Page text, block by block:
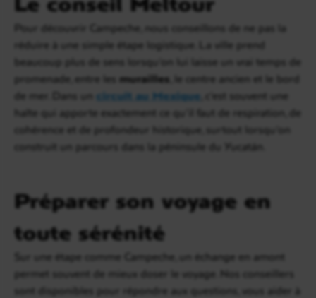
Pour découvrir Campeche, nous conseillons de ne pas la
réduire à une simple étape logistique. La ville prend
beaucoup plus de sens lorsqu’on lui laisse un vrai temps de
promenade, entre les murailles , le centre ancien et le bord
de mer. Dans un circuit au Mexique , c’est souvent une
halte qui apporte exactement ce qu’il faut de respiration, de
cohérence et de profondeur historique, surtout lorsqu’on
construit un parcours dans la péninsule du Yucatán.
Préparer son voyage en
toute sérénité
Sur une étape comme Campeche, un échange en amont
permet souvent de mieux doser le voyage. Nos conseillers
sont disponibles pour répondre aux questions, vous aider à